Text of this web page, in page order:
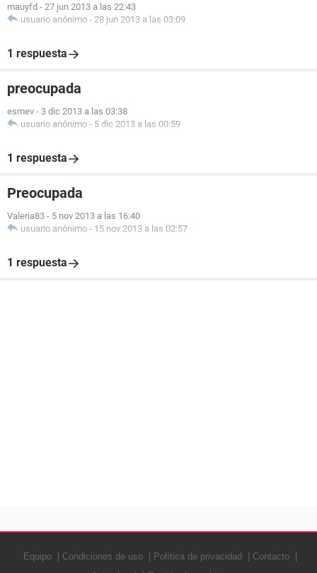
mauyfd - 27 jun 2013 a las 22:43
usuario anónimo - 28 jun 2013 a las 03:09
1 respuesta
preocupada
esmev - 3 dic 2013 a las 03:38
usuario anónimo - 5 dic 2013 a las 00:59
1 respuesta
Preocupada
Valeria83 - 5 nov 2013 a las 16:40
usuario anónimo - 15 nov 2013 a las 02:57
1 respuesta
Equipo Condiciones de uso Política de privacidad
Contacto